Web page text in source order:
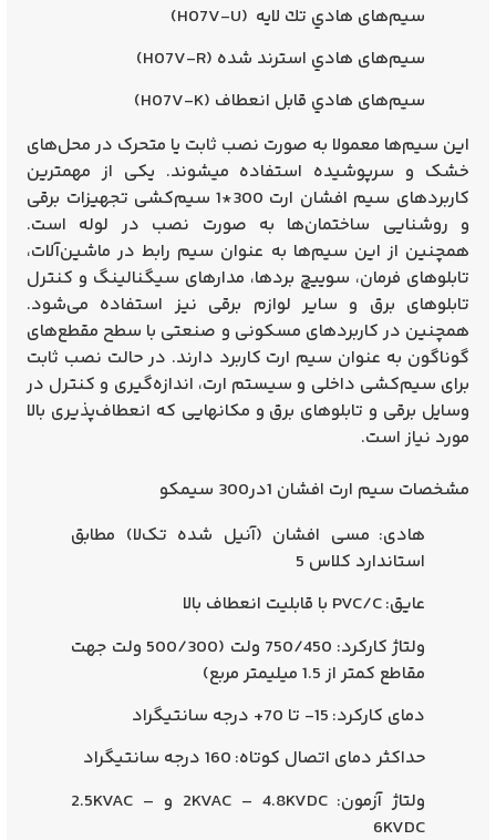
سیم‌های هادي تك لایه (H07V-U)
سیم‌های هادي استرند شده (H07V-R)
سیم‌های هادي قابل انعطاف (H07V-K)
این سیم‌ها معمولا به صورت نصب ثابت یا متحرک در محل‌های
خشک و سرپوشیده استفاده میشوند. یکی از مهمترین
کاربردهای سیم افشان ارت 300*1
سیم‌کشی تجهیزات برقی
و روشنایی ساختمان‌ها به صورت نصب در لوله است.
همچنین از این سیم‌ها به عنوان سیم رابط در ماشین‌آلات،
تابلوهای فرمان، سوییچ بردها، مدارهای سیگنالینگ و کنترل
تابلوهای برق و سایر لوازم برقی نیز استفاده می‌شود.
همچنین در کاربردهای مسکونی و صنعتی با سطح مقطع‌های
گوناگون به عنوان سیم ارت کاربرد دارند. در حالت نصب ثابت
برای سیم‌کشی داخلی و سیستم ارت، اندازه‌گیری و کنترل در
وسایل برقی و تابلوهای برق و مکانهایی که انعطاف‌پذیری بالا
مورد نیاز است.
مشخصات سیم ارت افشان 1در300 سیمکو
هادی: مسی افشان (آنیل شده تک‌لا) مطابق
استاندارد کلاس 5
عایق:
ولتاژ کارکرد:
750/450 ولت (500/300 ولت جهت
مقاطع کمتر از 1.5 میلیمتر مربع)
دمای کارکرد:
حداکثر دمای اتصال کوتاه:
ولتاژ آزمون:
2KVAC – 4.8KVDC و 2.5KVAC –
6KVDC